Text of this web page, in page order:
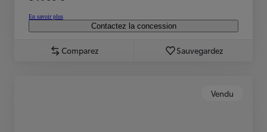
En savoir plus
Contactez la concession
Comparez Sauvegardez
Vendu